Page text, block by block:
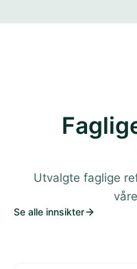
Utvalgte faglige
Se alle innsikter